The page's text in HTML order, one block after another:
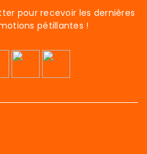
pour recevoir les dernières
pétillantes !